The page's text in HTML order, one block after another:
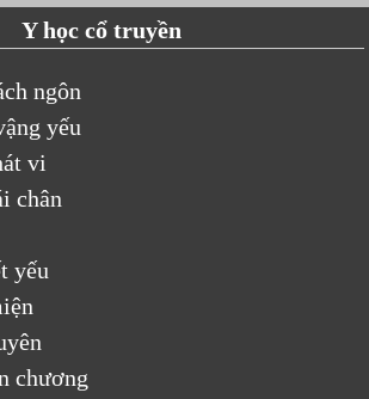
Y học cổ truyền
ngôn
yếu
vi
chân
yếu
chương